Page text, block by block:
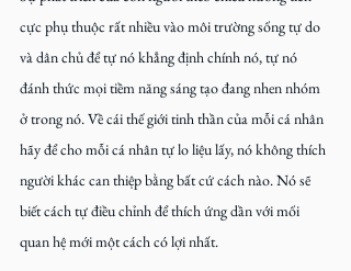
cực phụ thuộc rất nhiều vào môi trường sống tự do
và dân chủ để tự nó khẳng định chính nó, tự nó
đánh thức mọi tiềm năng sáng tạo đang nhen nhóm
ở trong nó. Về cái thế giới tinh thần của mỗi cá nhân
hãy để cho mỗi cá nhân tự lo liệu lấy, nó không thích
người khác can thiệp bằng bất cứ cách nào. Nó sẽ
biết cách tự điều chỉnh để thích ứng dần với mối
quan hệ mới một cách có lợi nhất.